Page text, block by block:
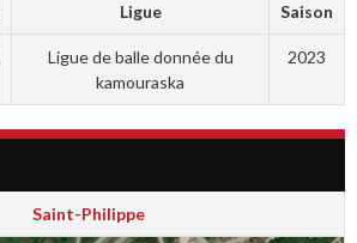
Ligue Saison
Ligue de balle donnée du
kamouraska
2023
Saint-Philippe